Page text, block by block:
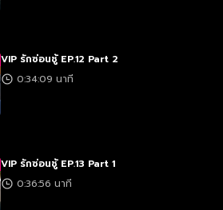
VIP รักซ่อนชู้ EP.12 Part 2
0:34:09 นาที
VIP รักซ่อนชู้ EP.13 Part 1
0:36:56 นาที